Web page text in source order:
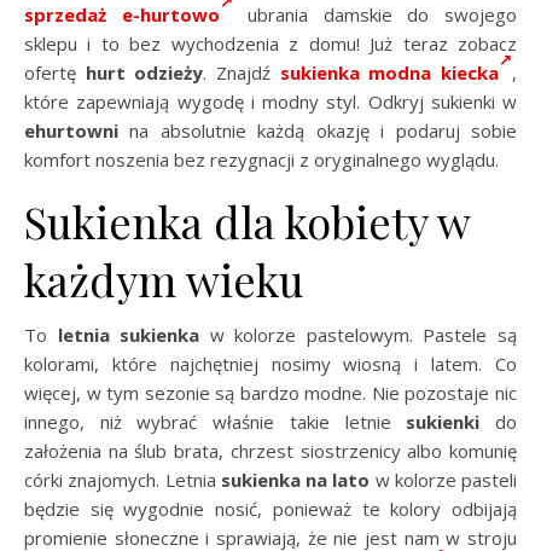
sprzedaż e-hurtowo
ubrania damskie do swojego
sklepu i to bez wychodzenia z domu! Już teraz zobacz
ofertę hurt odzieży. Znajdź sukienka modna kiecka ,
które zapewniają wygodę i modny styl. Odkryj sukienki w
ehurtowni na absolutnie każdą okazję i podaruj sobie
komfort noszenia bez rezygnacji z oryginalnego wyglądu.
Sukienka dla kobiety w
każdym wieku
To letnia sukienka w kolorze pastelowym. Pastele są
kolorami, które najchętniej nosimy wiosną i latem. Co
więcej, w tym sezonie są bardzo modne. Nie pozostaje nic
innego, niż wybrać właśnie takie letnie sukienki do
założenia na ślub brata, chrzest siostrzenicy albo komunię
córki znajomych. Letnia sukienka na lato w kolorze pasteli
będzie się wygodnie nosić, ponieważ te kolory odbijają
promienie słoneczne i sprawiają, że nie jest nam w stroju